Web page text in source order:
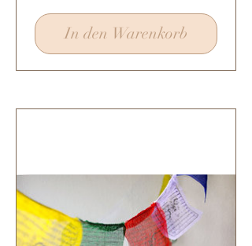
In den Warenkorb